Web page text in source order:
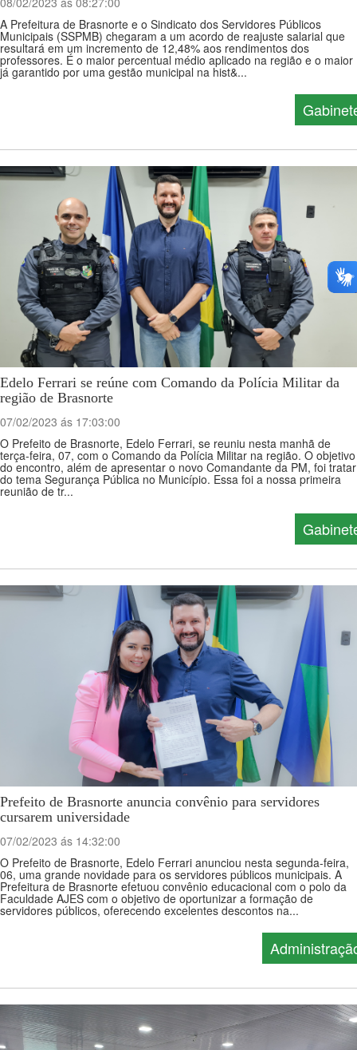
A Prefeitura de Brasnorte e o Sindicato dos Servidores Públicos
Municipais (SSPMB) chegaram a um acordo de reajuste salarial que
resultará em um incremento de 12,48% aos rendimentos dos
professores. É o maior percentual médio aplicado na região e o maior
já garantido por uma gestão municipal na hist&...
Edelo Ferrari se reúne com Comando da Polícia Militar da
região de Brasnorte
07/02/2023 ás 17:03:00
O Prefeito de Brasnorte, Edelo Ferrari, se reuniu nesta manhã de
terça-feira, 07, com o Comando da Polícia Militar na região. O objetivo
do encontro, além de apresentar o novo Comandante da PM, foi tratar
do tema Segurança Pública no Município. Essa foi a nossa primeira
reunião de tr...
Prefeito de Brasnorte anuncia convênio para servidores
cursarem universidade
07/02/2023 ás 14:32:00
O Prefeito de Brasnorte, Edelo Ferrari anunciou nesta segunda-feira,
06, uma grande novidade para os servidores públicos municipais. A
Prefeitura de Brasnorte efetuou convênio educacional com o polo da
Faculdade AJES com o objetivo de oportunizar a formação de
servidores públicos, oferecendo excelentes descontos na...